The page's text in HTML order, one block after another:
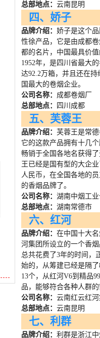
总部地点：云南昆明
四、娇子
品牌介绍：娇子是这个
性徐产品，它是由成都
都的名片，中国最具价
1952年，是四川省最大
达92.2万箱，并且还在
国最大的卷烟企业。
公司名称： 成都卷烟厂
总部地点：
四川成都
五、芙蓉王
品牌介绍：芙蓉王是常德
它的这款产品拥有十几
畅销于全国各地名获得
王已经是国有型的大企
人民币，在全国各地的
的香烟品牌了。
公司名称：湖南中烟工业
总部地点：湖南常德市
六、红河
品牌介绍：在中国十大
河集团所设立的一个香
总共花费了3年的时间，
始的，从筹建已经是隔了
13个，从红河V6到精品
品，能够符合各种人群的
公司名称：云南红云红河
总部地点：云南昆明
七、利群
品牌介绍：利群是浙江